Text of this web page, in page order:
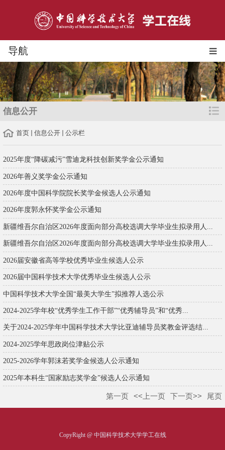
导航
信息公开
首页 信息公开 公示栏
2025年度“降碳减污”雪迪龙科技创新奖学金公示通知
2026年善义奖学金公示通知
2026年度中国科学院院长奖学金候选人公示通知
2026年度郭永怀奖学金公示通知
新疆维吾尔自治区2026年度面向部分高校选调大学毕业生拟录用人...
新疆维吾尔自治区2026年度面向部分高校选调大学毕业生拟录用人...
2026届安徽省高等学校优秀毕业生候选人公示
2026届中国科学技术大学优秀毕业生候选人公示
中国科学技术大学全国“最美大学生”拟推荐人选公示
2024-2025学年校“优秀学生工作干部”“优秀辅导员”和“优秀...
关于2024-2025学年中国科学技术大学比亚迪辅导员奖教金评选结...
2024-2025学年思政岗位津贴公示
2025-2026学年郭沫若奖学金候选人公示通知
2025年本科生“国家励志奖学金”候选人公示通知
第一页 <<上一页 下一页>> 尾页
CopyRight @ 中国科学技术大学学工在线